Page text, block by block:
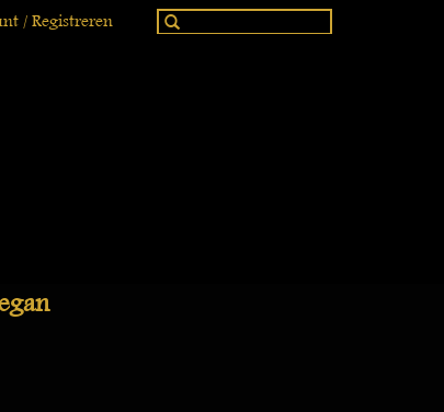
/ Registreren